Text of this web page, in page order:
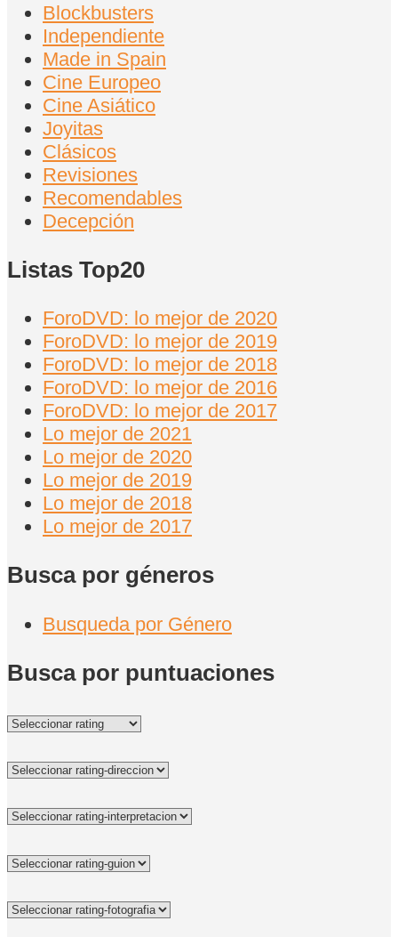
Blockbusters
Independiente
Made in Spain
Cine Europeo
Cine Asiático
Joyitas
Clásicos
Revisiones
Recomendables
Decepción
Listas Top20
ForoDVD: lo mejor de 2020
ForoDVD: lo mejor de 2019
ForoDVD: lo mejor de 2018
ForoDVD: lo mejor de 2016
ForoDVD: lo mejor de 2017
Lo mejor de 2021
Lo mejor de 2020
Lo mejor de 2019
Lo mejor de 2018
Lo mejor de 2017
Busca por géneros
Busqueda por Género
Busca por puntuaciones